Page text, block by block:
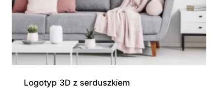
Logotyp 3D z serduszkiem